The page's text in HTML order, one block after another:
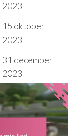
2023
15 oktober
2023
31 december
2023